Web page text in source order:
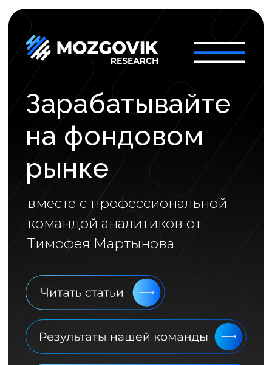
Зарабатывайте
на фондовом
рынке
вместе с профессиональной
командой аналитиков от
Тимофея Мартынова
*по результатам опроса подписчиков Mozgovik research
Качество анализа
компаний
Своевременность
публикаций